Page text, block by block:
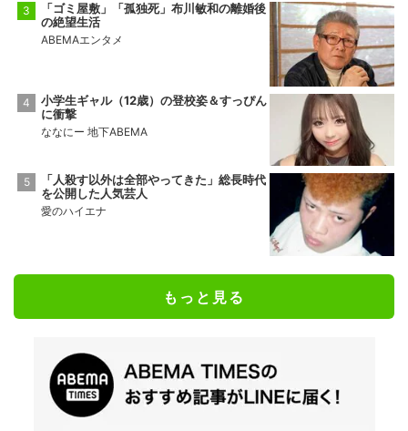
「ゴミ屋敷」「孤独死」布川敏和の離婚後
の絶望生活
ABEMAエンタメ
小学生ギャル（12歳）の登校姿＆すっぴん
に衝撃
ななにー 地下ABEMA
「人殺す以外は全部やってきた」総長時代
を公開した人気芸人
愛のハイエナ
もっと見る